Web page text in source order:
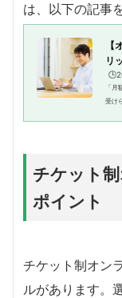
は、以下の記事
リ
「
受け
チケット
ポイント
チケット制オン
ルがあります。